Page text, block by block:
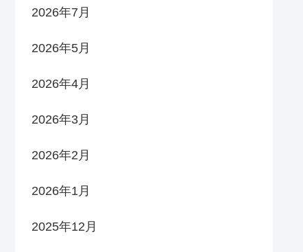
2026年7月
2026年5月
2026年4月
2026年3月
2026年2月
2026年1月
2025年12月